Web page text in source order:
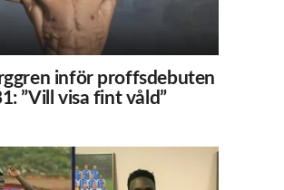
inför proffsdebuten
”Vill visa fint våld”